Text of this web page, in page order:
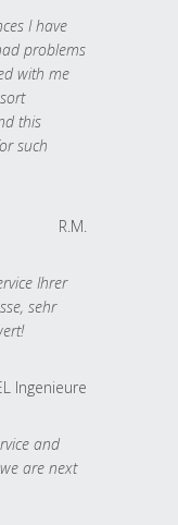
I have
problems
with me
this
such
R.M.
Ihrer
sehr
Ingenieure
and
are next